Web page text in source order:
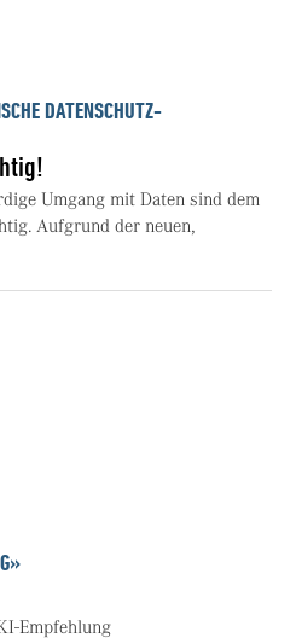
DATENSCHUTZ-
Umgang mit Daten sind dem
Aufgrund der neuen,
Empfehlung